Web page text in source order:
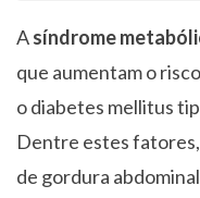
Asíndrome
que aumentam o
o diabetes mellitus
Dentre estes fatores,
de gordura